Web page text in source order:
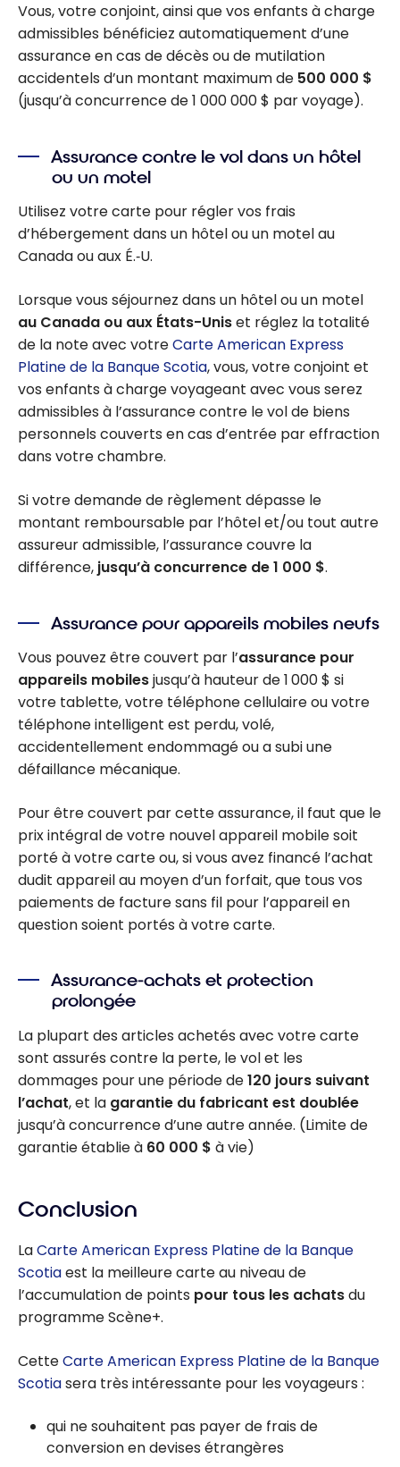
Vous, votre conjoint, ainsi que vos enfants à charge
admissibles bénéficiez automatiquement d’une
assurance en cas de décès ou de mutilation
accidentels d’un montant maximum de 500 000 $
(jusqu’à concurrence de 1 000 000 $ par voyage).
Assurance contre le vol dans un hôtel
ou un motel
Utilisez votre carte pour régler vos frais
d’hébergement dans un hôtel ou un motel au
Canada ou aux É.‑U.
Lorsque vous séjournez dans un hôtel ou un motel
au Canada ou aux États-Uniset réglez la totalité
de la note avec votreCarte American Express
Platine de la Banque Scotia, vous, votre conjoint et
vos enfants à charge voyageant avec vous serez
admissibles à l’assurance contre le vol de biens
personnels couverts en cas d’entrée par effraction
dans votre chambre.
Si votre demande de règlement dépasse le
montant remboursable par l’hôtel et/ou tout autre
assureur admissible, l’assurance couvre la
différence, jusqu’à concurrence de 1 000 $.
Assurance pour appareils mobiles neufs
Vous pouvez être couvert par l’assurance pour
appareils mobilesjusqu’à hauteur de 1 000 $ si
votre tablette, votre téléphone cellulaire ou votre
téléphone intelligent est perdu, volé,
accidentellement endommagé ou a subi une
défaillance mécanique.
Pour être couvert par cette assurance, il faut que le
prix intégral de votre nouvel appareil mobile soit
porté à votre carte ou, si vous avez financé l’achat
dudit appareil au moyen d’un forfait, que tous vos
paiements de facture sans fil pour l’appareil en
question soient portés à votre carte.
Assurance-achats et protection
prolongée
La plupart des articles achetés avec votre carte
sont assurés contre la perte, le vol et les
dommages pour une période de120 jours suivant
l’achat, et la garantie du fabricant est doublée
jusqu’à concurrence d’une autre année. (Limite de
garantie établie à 60 000 $ à vie)
Conclusion
LaCarte American Express Platine de la Banque
Scotiaest la meilleure carte au niveau de
l’accumulation de points pour tous les achatsdu
programme Scène+.
CetteCarte American Express Platine de la Banque
Scotiasera très intéressante pour les voyageurs :
qui ne souhaitent pas payer de frais de
conversion en devises étrangères